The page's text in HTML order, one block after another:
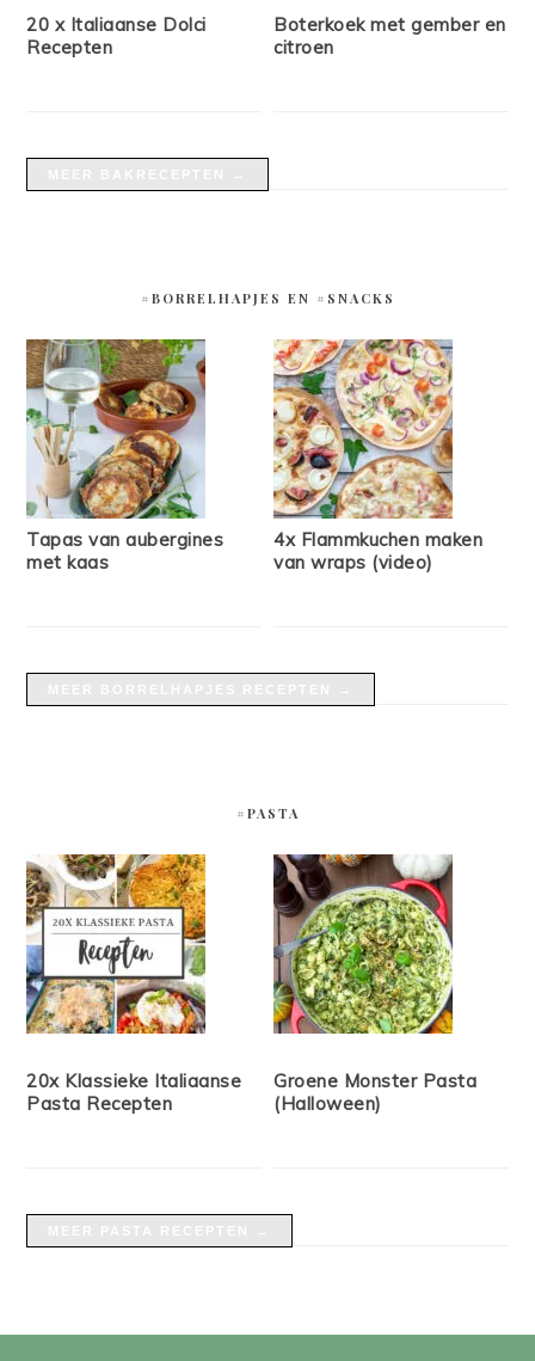
20 x Italiaanse Dolci
Recepten
Boterkoek met gember en
citroen
#BORRELHAPJES EN #SNACKS
Tapas van aubergines
met kaas
4x Flammkuchen maken
van wraps (video)
#PASTA
20x Klassieke Italiaanse
Pasta Recepten
Groene Monster Pasta
(Halloween)